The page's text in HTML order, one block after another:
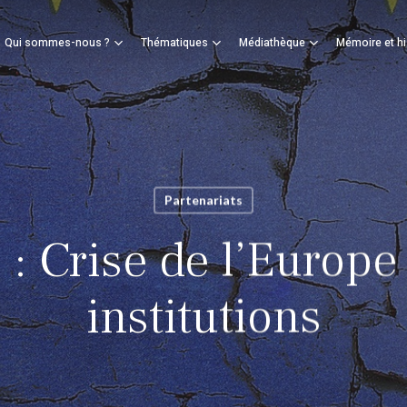
Qui sommes-nous ? Thématiques Médiathèque Mémoire et
Panier
Partenariats
Crise de
institutions